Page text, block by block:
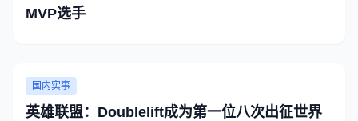
MVP选手
国内实事
英雄联盟：Doublelift成为第一位八次出征世界